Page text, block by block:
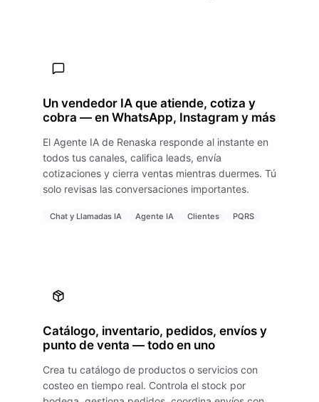
Un vendedor IA que atiende, cotiza y
cobra — en WhatsApp, Instagram y más
El Agente IA de Renaska responde al instante en
todos tus canales, califica leads, envía
cotizaciones y cierra ventas mientras duermes. Tú
solo revisas las conversaciones importantes.
Chat y Llamadas IA Agente IA Clientes PQRS
Catálogo, inventario, pedidos, envíos y
punto de venta — todo en uno
Crea tu catálogo de productos o servicios con
costeo en tiempo real. Controla el stock por